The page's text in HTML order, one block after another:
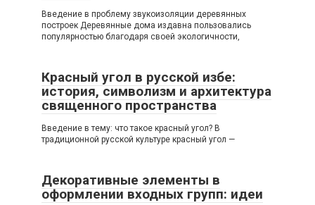
Введение в проблему звукоизоляции деревянных
построек Деревянные дома издавна пользовались
популярностью благодаря своей экологичности,
Красный угол в русской избе:
история, символизм и архитектура
священного пространства
Введение в тему: что такое красный угол? В
традиционной русской культуре красный угол —
Декоративные элементы в
оформлении входных групп: идеи